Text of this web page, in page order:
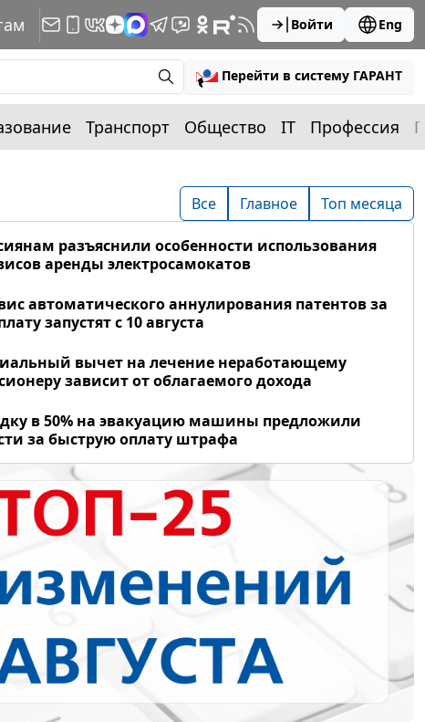
Войти Eng
Перейти в систему ГАРАНТ
Транспорт Общество IT Профессия
Все Главное Топ месяца
разъяснили особенности использования
аренды электросамокатов
автоматического аннулирования патентов за
запустят с 10 августа
вычет на лечение неработающему
зависит от облагаемого дохода
в 50% на эвакуацию машины предложили
за быструю оплату штрафа